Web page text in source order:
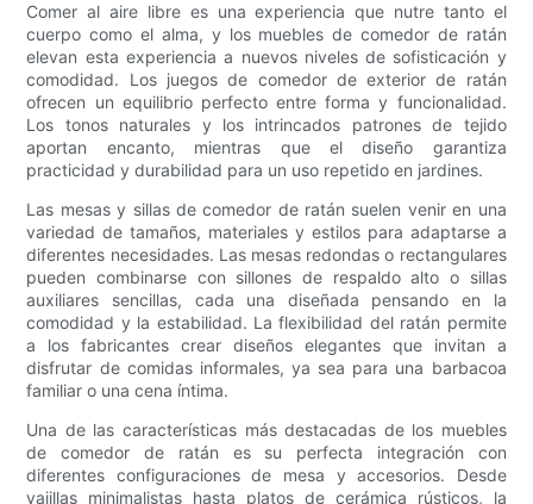
Comer al aire libre es una experiencia que nutre tanto el
cuerpo como el alma, y ​​los muebles de comedor de ratán
elevan esta experiencia a nuevos niveles de sofisticación y
comodidad. Los juegos de comedor de exterior de ratán
ofrecen un equilibrio perfecto entre forma y funcionalidad.
Los tonos naturales y los intrincados patrones de tejido
aportan encanto, mientras que el diseño garantiza
practicidad y durabilidad para un uso repetido en jardines.
Las mesas y sillas de comedor de ratán suelen venir en una
variedad de tamaños, materiales y estilos para adaptarse a
diferentes necesidades. Las mesas redondas o rectangulares
pueden combinarse con sillones de respaldo alto o sillas
auxiliares sencillas, cada una diseñada pensando en la
comodidad y la estabilidad. La flexibilidad del ratán permite
a los fabricantes crear diseños elegantes que invitan a
disfrutar de comidas informales, ya sea para una barbacoa
familiar o una cena íntima.
Una de las características más destacadas de los muebles
de comedor de ratán es su perfecta integración con
diferentes configuraciones de mesa y accesorios. Desde
vajillas minimalistas hasta platos de cerámica rústicos, la